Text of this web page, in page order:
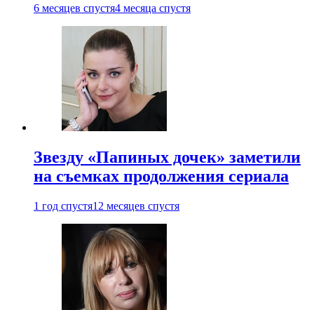
6 месяцев спустя4 месяца спустя
Звезду «Папиных дочек» заметили
на съемках продолжения сериала
1 год спустя12 месяцев спустя